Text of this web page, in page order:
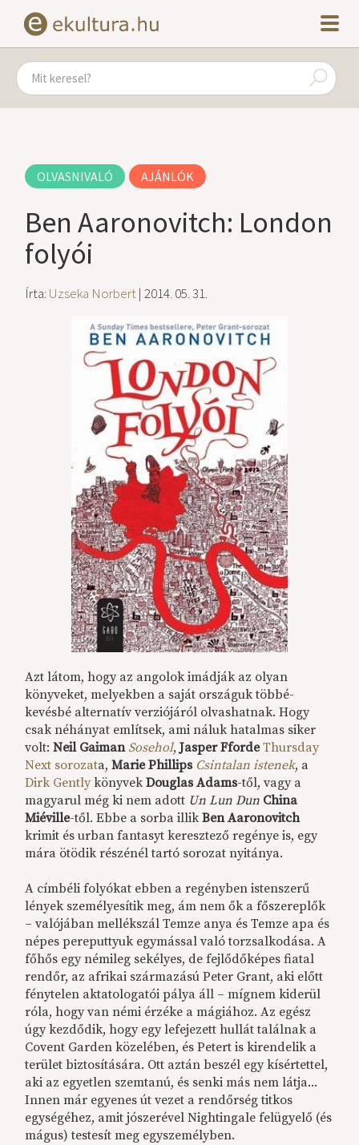
OLVASNIVALÓ AJÁNLÓK
Ben Aaronovitch: London
folyói
Írta: Uzseka Norbert| 2014. 05. 31.
Azt látom, hogy az angolok imádják az olyan
könyveket, melyekben a saját országuk többé-
kevésbé alternatív verziójáról olvashatnak. Hogy
csak néhányat említsek, ami náluk hatalmas siker
volt:Neil Gaiman Sosehol,Jasper Fforde Thursday
Next sorozata,Marie Phillips Csintalan istenek, a
Dirk Gently könyvekDouglas Adams-től, vagy a
magyarul még ki nem adott Un Lun Dun China
Miéville-től. Ebbe a sorba illikBen Aaronovitch
krimit és urban fantasyt keresztező regénye is, egy
mára ötödik részénél tartó sorozat nyitánya.
A címbéli folyókat ebben a regényben istenszerű
lények személyesítik meg, ám nem ők a főszereplők
– valójában mellékszál Temze anya és Temze apa és
népes pereputtyuk egymással való torzsalkodása. A
főhős egy némileg sekélyes, de fejlődőképes fiatal
rendőr, az afrikai származású Peter Grant, aki előtt
fénytelen aktatologatói pálya áll – mígnem kiderül
róla, hogy van némi érzéke a mágiához. Az egész
úgy kezdődik, hogy egy lefejezett hullát találnak a
Covent Garden közelében, és Petert is kirendelik a
terület biztosítására. Ott aztán beszél egy kísértettel,
aki az egyetlen szemtanú, és senki más nem látja...
Innen már egyenes út vezet a rendőrség titkos
egységéhez, amit jószerével Nightingale felügyelő (és
mágus) testesít meg egyszemélyben.